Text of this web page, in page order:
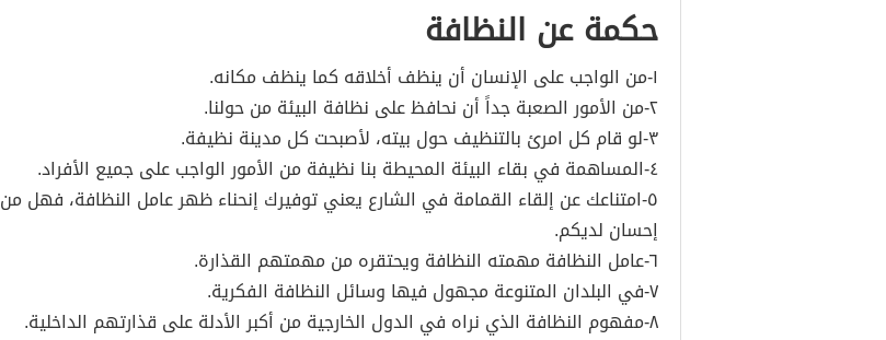
حكمة عن النظافة
١-من الواجب على الإنسان أن ينظف أخلاقه كما ينظف مكانه.
٢-من الأمور الصعبة جداً أن نحافظ على نظافة البيئة من حولنا.
٣-لو قام كل امرئ بالتنظيف حول بيته، لأصبحت كل مدينة نظيفة.
٤-المساهمة في بقاء البيئة المحيطة بنا نظيفة من الأمور الواجب على جميع الأفراد.
٥-امتناعك عن إلقاء القمامة في الشارع يعني توفيرك إنحناء ظهر عامل النظافة، فهل من
إحسان لديكم.
٦-عامل النظافة مهمته النظافة ويحتقره من مهمتهم القذارة.
٧-في البلدان المتنوعة مجهول فيها وسائل النظافة الفكرية.
٨-مفهوم النظافة الذي نراه في الدول الخارجية من أكبر الأدلة على قذارتهم الداخلية.